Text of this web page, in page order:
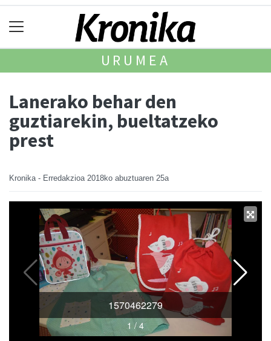
URUMEA
Lanerako behar den
guztiarekin, bueltatzeko
prest
Kronika - Erredakzioa 2018ko abuztuaren 25a